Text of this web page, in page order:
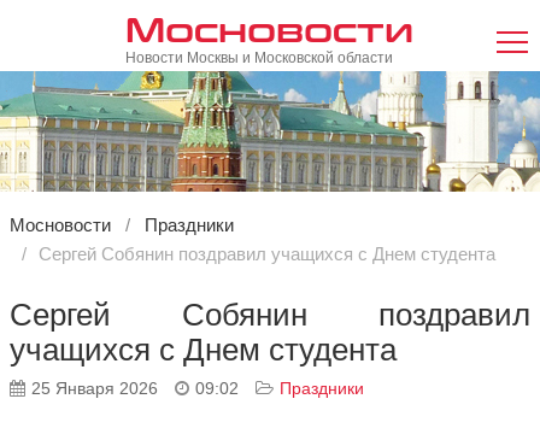
Мосновости
Новости Москвы и Московской области
Мосновости
Праздники
Сергей Собянин поздравил учащихся с Днем студента
Сергей Собянин поздравил
учащихся с Днем студента
25 Января 2026 09:02 Праздники